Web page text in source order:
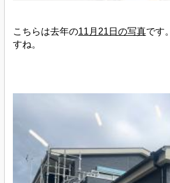
こちらは去年の11月21日の写真です。
すね。